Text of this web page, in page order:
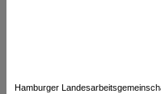
Hamburger